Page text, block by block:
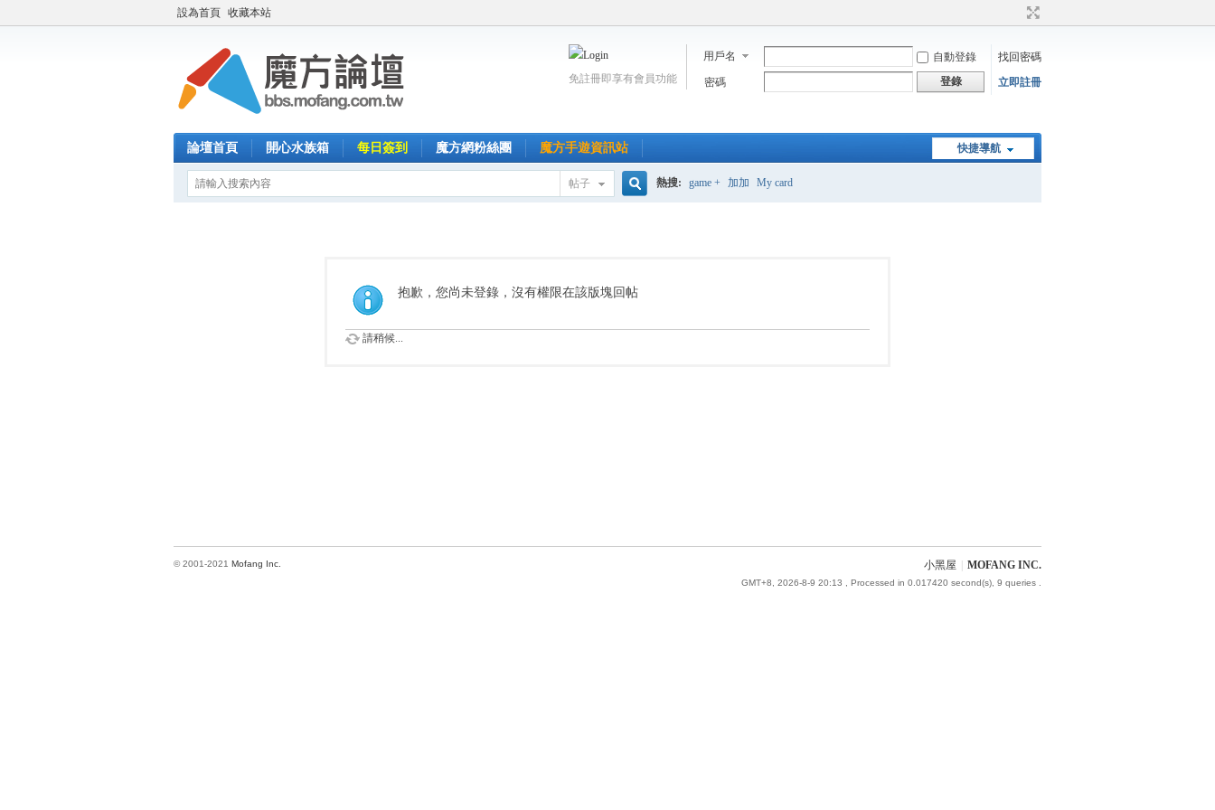
設為首頁 收藏本站
用戶名 自動登錄
找回密碼
密碼
登錄 立即註冊
免註冊即享有會員功能
快捷導航
論壇首頁 開心水族箱 每日簽到 魔方網粉絲團 魔方手遊資訊站
帖子
索
熱搜: game + 加加 My card
抱歉，您尚未登錄，沒有權限在該版塊回帖
請稍候...
小黑屋 MOFANG INC.
GMT+8, 2026-8-9 20:13 , Processed in 0.017420 second(s), 9 queries .
© 2001-2021 Mofang Inc.